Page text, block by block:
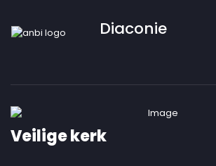
Diaconie
Veilige kerk